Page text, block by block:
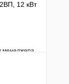
12 кВт
менеджера